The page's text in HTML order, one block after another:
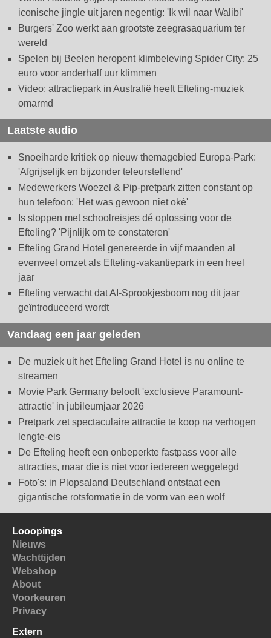
iconische jingle uit jaren negentig: 'Ik wil naar Walibi'
Burgers' Zoo werkt aan grootste zeegrasaquarium ter
wereld
Spelen bij Beelen heropent klimbeleving Spider City: 25
euro voor anderhalf uur klimmen
Video: attractiepark in Australië heeft Efteling-muziek
omarmd
Laatste audio
Snoeiharde kritiek op nieuw themagebied Europa-Park:
'Afgrijselijk en bijzonder teleurstellend'
Medewerkers Woezel & Pip-pretpark zitten constant op
hun telefoon: 'Het was gewoon niet oké'
Is stoppen met schoolreisjes dé oplossing voor de
Efteling? 'Pijnlijk om te constateren'
Efteling Grand Hotel genereerde in vijf maanden al
evenveel omzet als Efteling-vakantiepark in een heel
jaar
Efteling verwacht dat AI-Sprookjesboom nog dit jaar
geïntroduceerd wordt
Vandaag een jaar geleden
De muziek uit het Efteling Grand Hotel is nu online te
streamen
Movie Park Germany belooft 'exclusieve Paramount-
attractie' in jubileumjaar 2026
Pretpark zet spectaculaire attractie te koop na verhogen
lengte-eis
De Efteling heeft een onbeperkte fastpass voor alle
attracties, maar die is niet voor iedereen weggelegd
Foto's: in Plopsaland Deutschland ontstaat een
gigantische rotsformatie in de vorm van een wolf
Looopings
Nieuws
Wachttijden
Webshop
About
Voorkeuren
Privacy
Extern